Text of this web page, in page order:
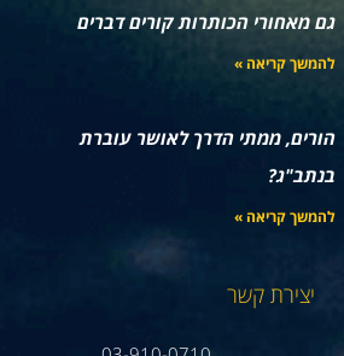
גם מאחורי הכותרות קורים דברים
להמשך קריאה »
הורים, ממתי הדרך לאושר עוברת
בנתב"ג?
להמשך קריאה »
יצירת קשר